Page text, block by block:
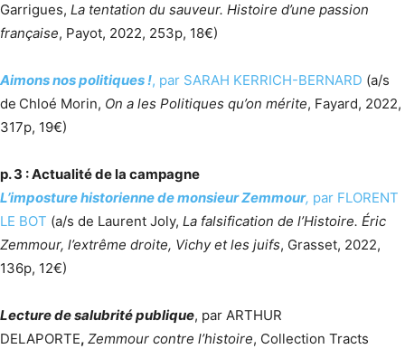
Garrigues, La tentation du sauveur. Histoire d’une passion
française, Payot, 2022, 253p, 18€)
Aimons nos politiques !, par SARAH KERRICH-BERNARD (a/s
de Chloé Morin, On a les Politiques qu’on mérite, Fayard, 2022,
317p, 19€)
p. 3 : Actualité de la campagne
L’imposture historienne de monsieur Zemmour, par FLORENT
LE BOT (a/s de Laurent Joly, La falsification de l’Histoire. Éric
Zemmour, l’extrême droite, Vichy et les juifs, Grasset, 2022,
136p, 12€)
Lecture de salubrité publique, par ARTHUR
DELAPORTE, Zemmour contre l’histoire, Collection Tracts